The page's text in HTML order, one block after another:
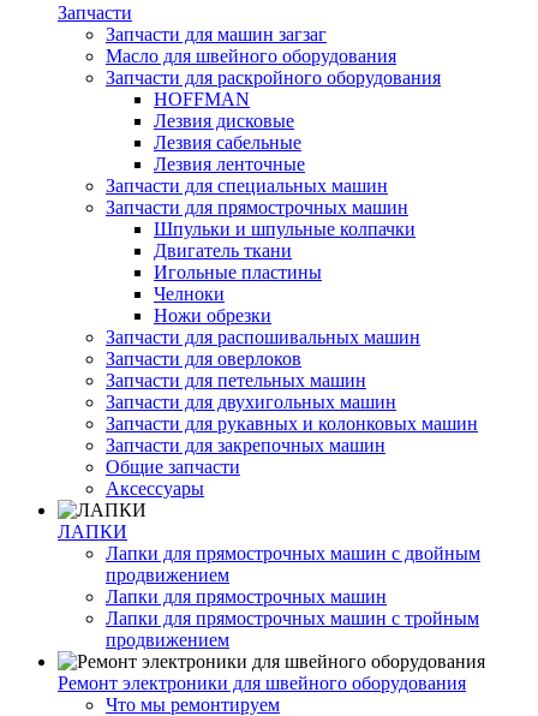
Запчасти
Запчасти для машин загзаг
Масло для швейного оборудования
Запчасти для раскройного оборудования
HOFFMAN
Лезвия дисковые
Лезвия сабельные
Лезвия ленточные
Запчасти для специальных машин
Запчасти для прямострочных машин
Шпульки и шпульные колпачки
Двигатель ткани
Игольные пластины
Челноки
Ножи обрезки
Запчасти для распошивальных машин
Запчасти для оверлоков
Запчасти для петельных машин
Запчасти для двухигольных машин
Запчасти для рукавных и колонковых машин
Запчасти для закрепочных машин
Общие запчасти
Аксессуары
ЛАПКИ
Лапки для прямострочных машин с двойным
продвижением
Лапки для прямострочных машин
Лапки для прямострочных машин с тройным
продвижением
Ремонт электроники для швейного оборудования
Что мы ремонтируем